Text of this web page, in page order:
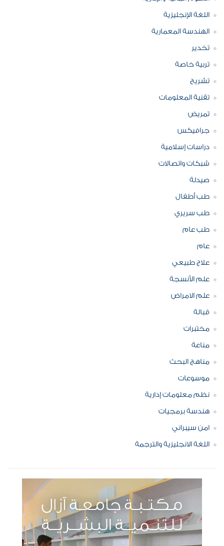
اللغة الإنجليزية
الهندسة المعمارية
تخدير
تربية خاصة
تشريح
تقنية المعلومات
تمريض
جرافيكس
دراسات إسلامية
شبكات واتصالات
صيدلة
طب أطفال
طب سريري
طب عام
عام
علاج طبيعي
علم الأنسجة
علم الامراض
قبالة
مختبرات
مناعة
مناهج البحث
موسوعات
نظم معلومات إدارية
هندسة برمجيات
امن سيبراني
اللغة الانجليزية والترجمة